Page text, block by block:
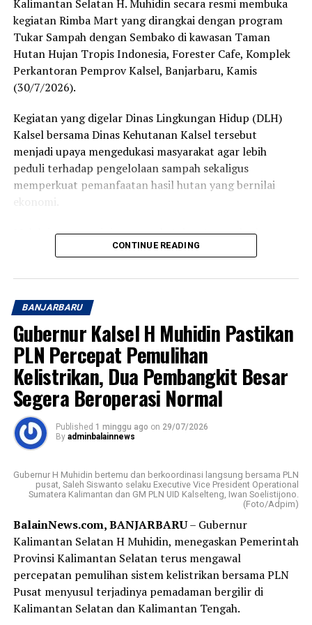
penyaluran bantuan ini sebagai langkah nyata untuk
memperkuat pendidikan politik bagi masyarakat.
Sementara itu, Kapala Sub Bidang Fasilitasi,
Kelembaban, Pemerintahan, Perwakilan, Partai Politik,
Badan Kesbangpol Provinsi Kalsel, Harry Widiyatmoko
parpol tahun ini mengalami kenaikan dari Rp7.500
menjadi Rp10.000 per suara perolehan Pemilu Legislatif
2024. [adv/adpim]
Post Views: 16
Sebarkan
0 Facebook
Kalimantan Selatan H. Muhidin secara resmi membuka
kegiatan Rimba Mart yang dirangkai dengan program
Tukar Sampah dengan Sembako di kawasan Taman
Hutan Hujan Tropis Indonesia, Forester Cafe, Komplek
Perkantoran Pemprov Kalsel, Banjarbaru, Kamis
(30/7/2026).
Kegiatan yang digelar Dinas Lingkungan Hidup (DLH)
Kalsel bersama Dinas Kehutanan Kalsel tersebut
menjadi upaya mengedukasi masyarakat agar lebih
peduli terhadap pengelolaan sampah sekaligus
memperkuat pemanfaatan hasil hutan yang bernilai
ekonomi.
Melalui program ini, masyarakat dapat menukarkan
berbagai jenis sampah yang masih bernilai daur ulang,
plastik, aki bekas, rak telur, hingga minyak jelantah
dengan paket sembako.
Selain membantu mengurangi timbunan sampah,
kegiatan ini juga mengedukasi masyarakat bahwa
sampah yang dipilah dengan baik memiliki nilai ekonomi,
sehingga dapat memberi manfaat sekaligus mendukung
terciptanya lingkungan yang lebih bersih, sehat, dan
berkelanjutan.
Dalam sambutannya, Gubernur H. Muhidin
menyukseskan program tukar sampah dengan sembako.
Menurut Gubernur H. Muhidin, gerakan tersebut harus
dibarengi dengan budaya menjaga kebersihan, dimulai
dari lingkungan masing masing.
“Program tukar sampah dengan sembako harus menjadi
budaya. Kebersihan harus dimulai dari lingkungan
masing-masing.”
CONTINUE READING
BANJARBARU
Gubernur Kalsel H Muhidin Pastikan
PLN Percepat Pemulihan
Kelistrikan, Dua Pembangkit Besar
Segera Beroperasi Normal
Published 1 minggu ago on 29/07/2026
By adminbalainnews
Gubernur H Muhidin bertemu dan berkoordinasi langsung bersama PLN
pusat, Saleh Siswanto selaku Executive Vice President Operational
Sumatera Kalimantan dan GM PLN UID Kalselteng, Iwan Soelistijono.
(Foto/Adpim)
BalainNews.com, BANJARBARU– Gubernur
Kalimantan Selatan H Muhidin, menegaskan Pemerintah
Provinsi Kalimantan Selatan terus mengawal
percepatan pemulihan sistem kelistrikan bersama PLN
Pusat menyusul terjadinya pemadaman bergilir di
Kalimantan Selatan dan Kalimantan Tengah.